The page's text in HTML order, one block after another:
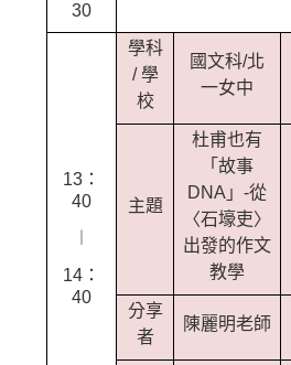
30
13：
40
14：
40
學科
/ 學
校
國文科/北
一女中
主題
杜甫也有
「故事
DNA」-從
〈石壕吏〉
出發的作文
教學
分享
者
陳麗明老師